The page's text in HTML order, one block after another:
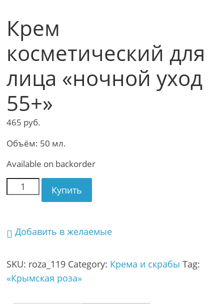
Крем
косметический для
лица «ночной уход
55+»
465 руб.
Объём: 50 мл.
Available on backorder
Купить
Добавить в желаемые
SKU: roza_119 Category: Крема и скрабы Tag:
«Крымская роза»